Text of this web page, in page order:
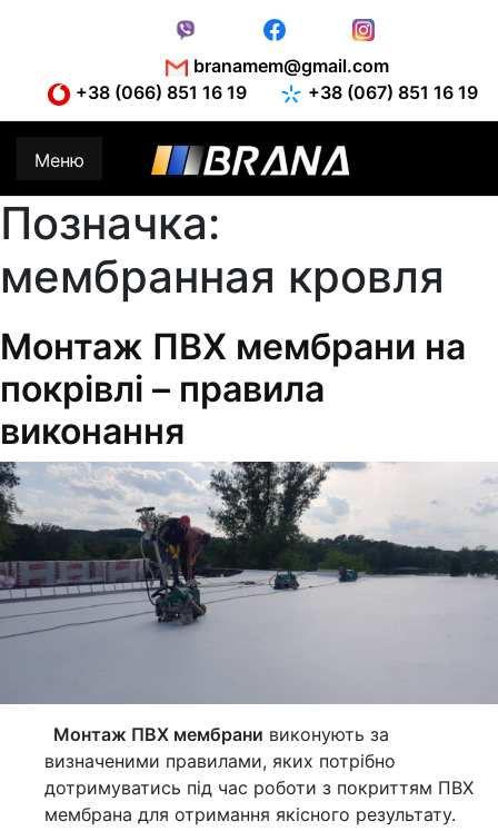
+38 (066) 851 16 19
+38 (067) 851 16 19
branamem@gmail.com
Меню
Позначка:
мембранная кровля
Монтаж ПВХ мембрани на
покрівлі – правила
виконання
Монтаж ПВХ мембрани виконують за
визначеними правилами, яких потрібно
дотримуватись під час роботи з покриттям ПВХ
мембрана для отримання якісного результату.